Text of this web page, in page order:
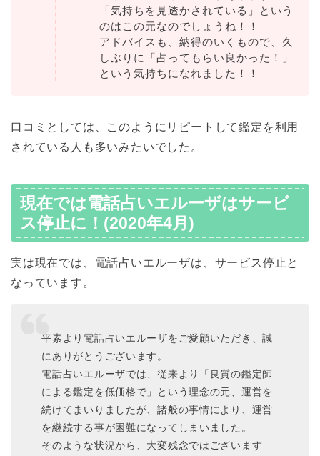
「気持ちを見透かされている」という
のはこの元なのでしょうね！！
アドバイスも、納得のいくもので、久
しぶりに「占ってもらい良かった！」
という気持ちになれました！！
口コミとしては、このようにリピートして鑑定を利用
されている人も多いみたいでした。
現在では電話占いエルーザはサービ
ス停止に！(2020年4月)
実は現在では、電話占いエルーザは、サービス停止と
なっています。
平素より電話占いエルーザをご愛顧いただき、誠
にありがとうございます。
電話占いエルーザでは、従来より「良質の鑑定師
による鑑定を低価格で」という理念の元、運営を
続けてまいりましたが、諸般の事情により、運営
を継続する事が困難になってしまいました。
そのような状況から、大変残念ではございます